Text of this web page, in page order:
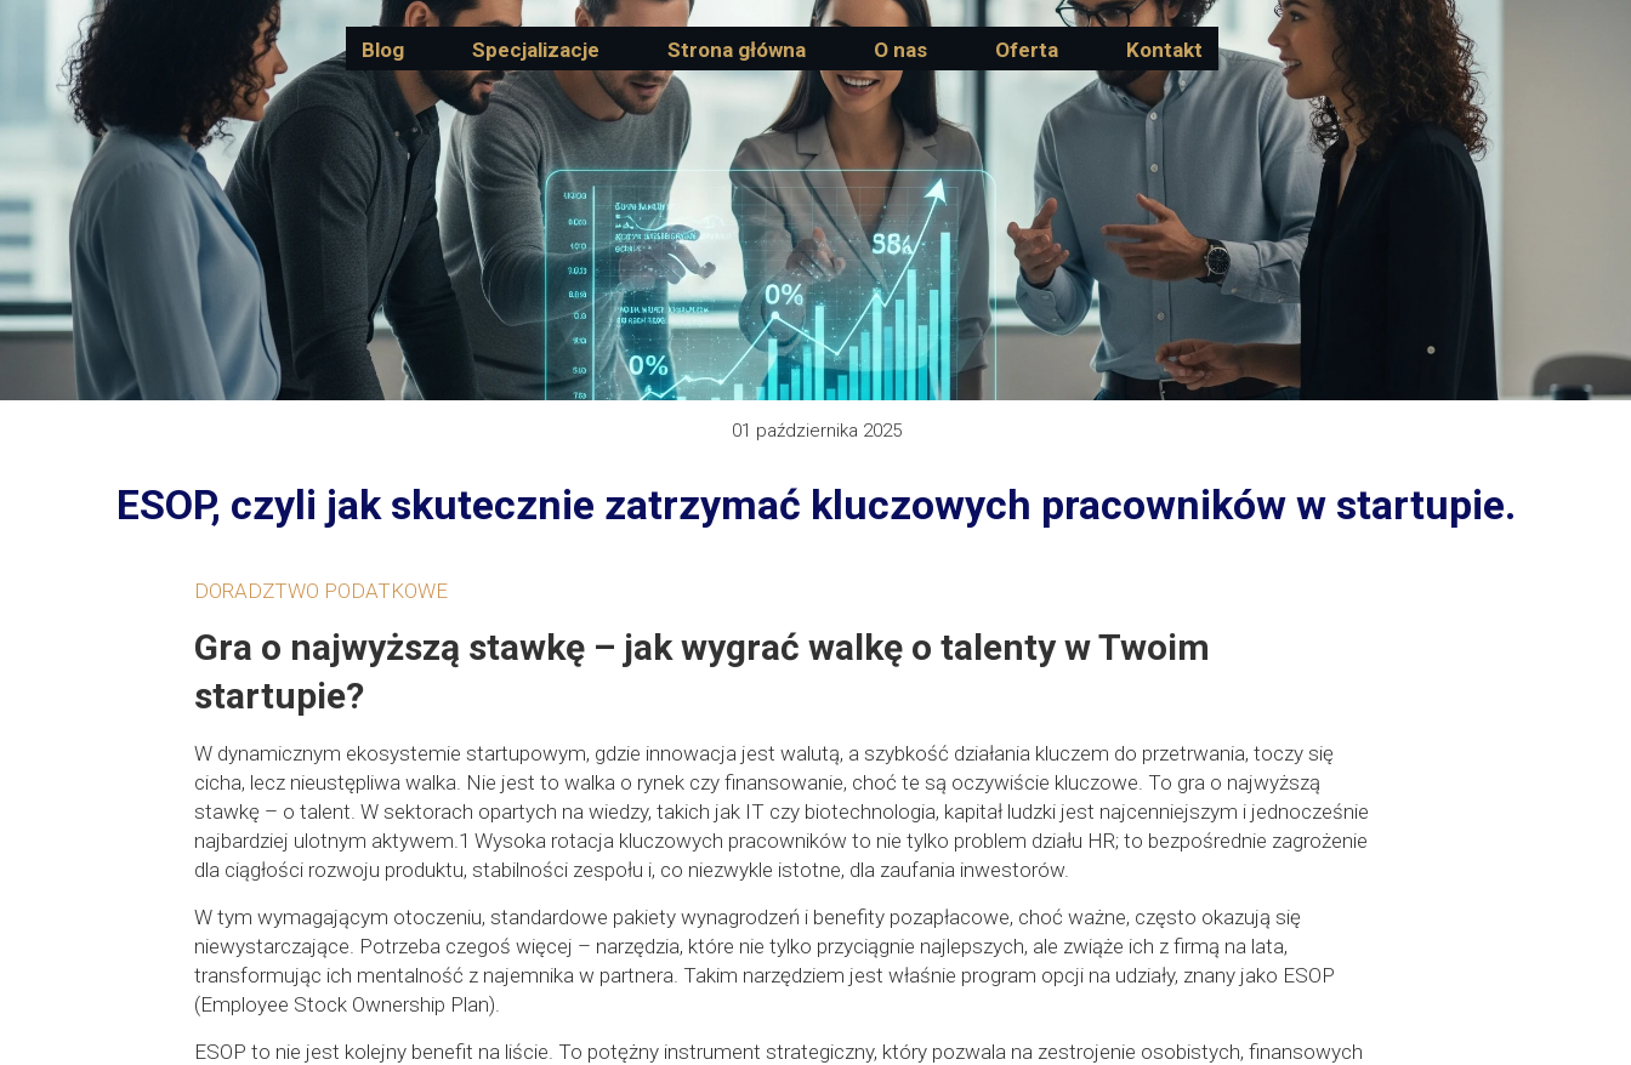
Blog Specjalizacje Strona główna O nas Oferta Kontakt
01 października 2025
ESOP, czyli jak skutecznie zatrzymać kluczowych pracowników w startupie.
DORADZTWO PODATKOWE
Gra o najwyższą stawkę – jak wygrać walkę o talenty w Twoim
startupie?
W dynamicznym ekosystemie startupowym, gdzie innowacja jest walutą, a szybkość działania kluczem do przetrwania, toczy się
cicha, lecz nieustępliwa walka. Nie jest to walka o rynek czy finansowanie, choć te są oczywiście kluczowe. To gra o najwyższą
stawkę – o talent. W sektorach opartych na wiedzy, takich jak IT czy biotechnologia, kapitał ludzki jest najcenniejszym i jednocześnie
najbardziej ulotnym aktywem.1 Wysoka rotacja kluczowych pracowników to nie tylko problem działu HR; to bezpośrednie zagrożenie
dla ciągłości rozwoju produktu, stabilności zespołu i, co niezwykle istotne, dla zaufania inwestorów.
W tym wymagającym otoczeniu, standardowe pakiety wynagrodzeń i benefity pozapłacowe, choć ważne, często okazują się
niewystarczające. Potrzeba czegoś więcej – narzędzia, które nie tylko przyciągnie najlepszych, ale zwiąże ich z firmą na lata,
transformując ich mentalność z najemnika w partnera. Takim narzędziem jest właśnie program opcji na udziały, znany jako ESOP
(Employee Stock Ownership Plan).
ESOP to nie jest kolejny benefit na liście. To potężny instrument strategiczny, który pozwala na zestrojenie osobistych, finansowych